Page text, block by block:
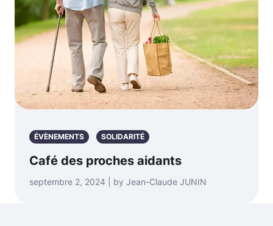
ÉVÈNEMENTS SOLIDARITÉ
Café des proches aidants
septembre 2, 2024 | by Jean-Claude JUNIN